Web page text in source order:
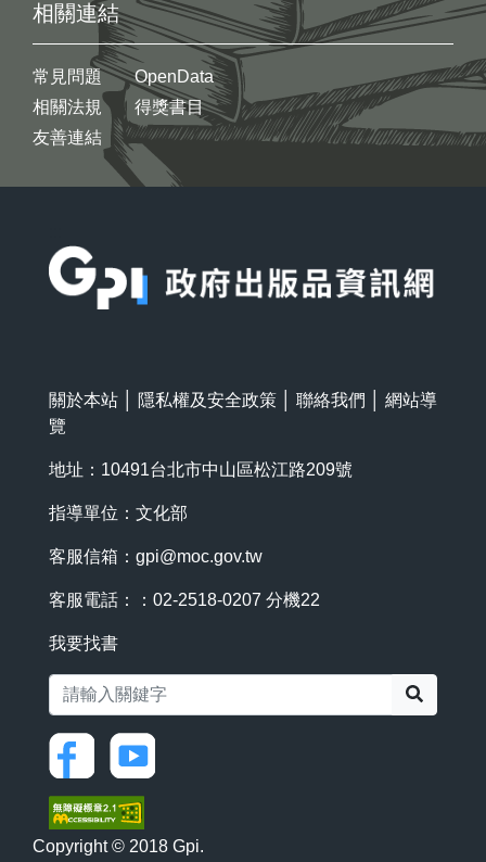
相關連結
常見問題
相關法規
友善連結
OpenData
得獎書目
關於本站 隱私權及安全政策 聯絡我們
網站導
覽
地址：10491台北市中山區松江路209號
指導單位：文化部
客服信箱： gpi@moc.gov.tw
客服電話：：02-2518-0207 分機22
我要找書
Copyright © 2018 Gpi.